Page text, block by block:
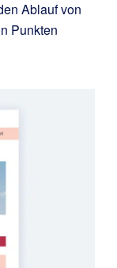
Ablauf von
Punkten